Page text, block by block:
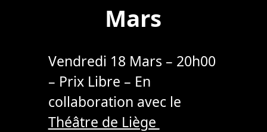
Mars
Vendredi 18 Mars – 20h00
– Prix Libre – En
collaboration avec le
Théâtre de Liège